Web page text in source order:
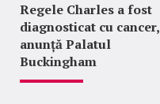
Regele Charles a fost
diagnosticat cu cancer,
anunță Palatul
Buckingham